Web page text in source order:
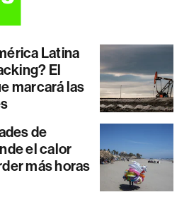
Latina
El
marcará las
de
el calor
más horas